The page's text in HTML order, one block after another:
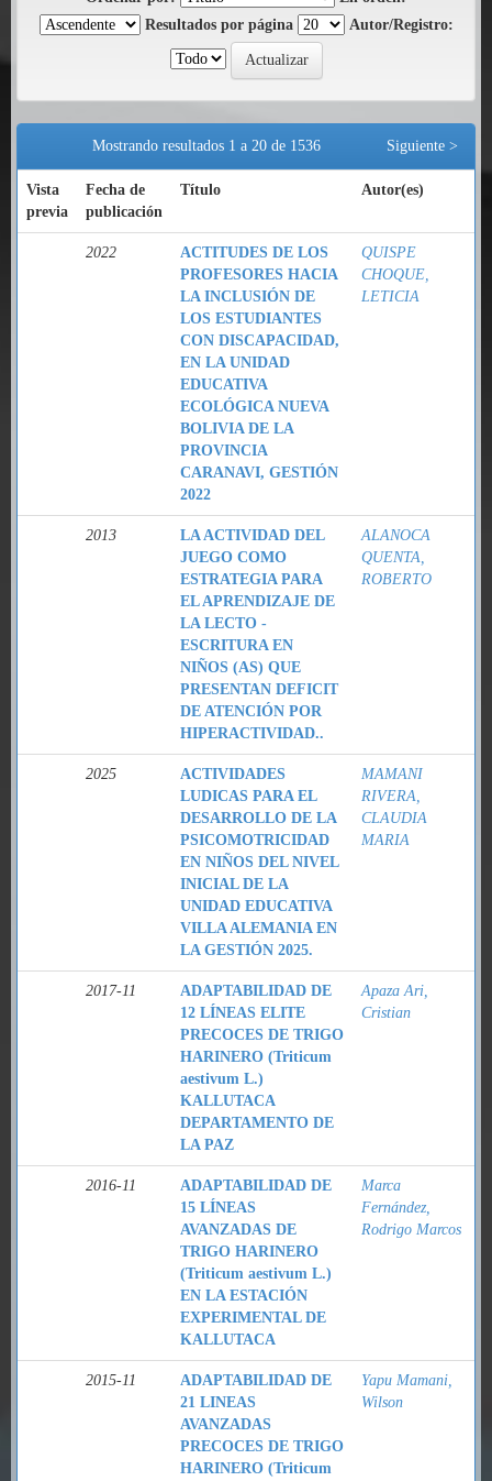
Resultados por página
Autor/Registro:
Mostrando resultados 1 a 20 de 1536 Siguiente >
Vista
previa
Fecha de
publicación
Título Autor(es)
2022
ACTITUDES DE LOS
PROFESORES HACIA
LA INCLUSIÓN DE
LOS ESTUDIANTES
CON DISCAPACIDAD,
EN LA UNIDAD
EDUCATIVA
ECOLÓGICA NUEVA
BOLIVIA DE LA
PROVINCIA
CARANAVI, GESTIÓN
2022
QUISPE
CHOQUE,
LETICIA
2013
LA ACTIVIDAD DEL
JUEGO COMO
ESTRATEGIA PARA
EL APRENDIZAJE DE
LA LECTO -
ESCRITURA EN
NIÑOS (AS) QUE
PRESENTAN DEFICIT
DE ATENCIÓN POR
HIPERACTIVIDAD..
ALANOCA
QUENTA,
ROBERTO
2025
ACTIVIDADES
LUDICAS PARA EL
DESARROLLO DE LA
PSICOMOTRICIDAD
EN NIÑOS DEL NIVEL
INICIAL DE LA
UNIDAD EDUCATIVA
VILLA ALEMANIA EN
LA GESTIÓN 2025.
MAMANI
RIVERA,
CLAUDIA
MARIA
2017-11
ADAPTABILIDAD DE
12 LÍNEAS ELITE
PRECOCES DE TRIGO
HARINERO (Triticum
aestivum L.)
KALLUTACA
DEPARTAMENTO DE
LA PAZ
Apaza Ari,
Cristian
2016-11
ADAPTABILIDAD DE
15 LÍNEAS
AVANZADAS DE
TRIGO HARINERO
(Triticum aestivum L.)
EN LA ESTACIÓN
EXPERIMENTAL DE
KALLUTACA
Marca
Fernández,
Rodrigo Marcos
2015-11
ADAPTABILIDAD DE
21 LINEAS
AVANZADAS
PRECOCES DE TRIGO
HARINERO (Triticum
Yapu Mamani,
Wilson